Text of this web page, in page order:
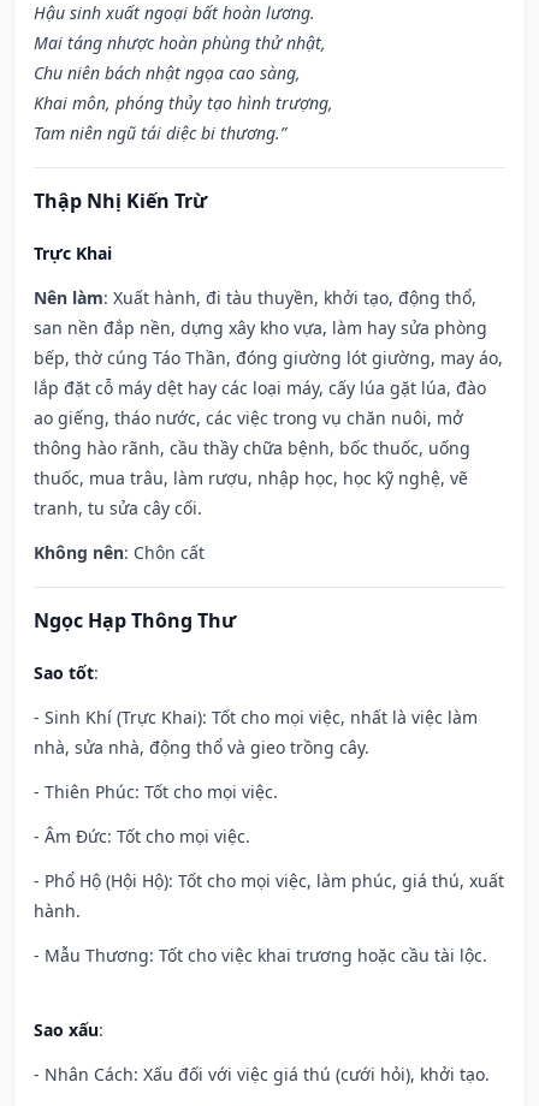
Hậu sinh xuất ngoại bất hoàn lương.
Mai táng nhược hoàn phùng thử nhật,
Chu niên bách nhật ngọa cao sàng,
Khai môn, phóng thủy tạo hình trượng,
Tam niên ngũ tái diệc bi thương.”
Thập Nhị Kiến Trừ
Trực Khai
Nên làm: Xuất hành, đi tàu thuyền, khởi tạo, động thổ,
san nền đắp nền, dựng xây kho vựa, làm hay sửa phòng
bếp, thờ cúng Táo Thần, đóng giường lót giường, may áo,
lắp đặt cỗ máy dệt hay các loại máy, cấy lúa gặt lúa, đào
ao giếng, tháo nước, các việc trong vụ chăn nuôi, mở
thông hào rãnh, cầu thầy chữa bệnh, bốc thuốc, uống
thuốc, mua trâu, làm rượu, nhập học, học kỹ nghệ, vẽ
tranh, tu sửa cây cối.
Không nên: Chôn cất
Ngọc Hạp Thông Thư
Sao tốt:
- Sinh Khí (Trực Khai): Tốt cho mọi việc, nhất là việc làm
nhà, sửa nhà, động thổ và gieo trồng cây.
- Thiên Phúc: Tốt cho mọi việc.
- Âm Đức: Tốt cho mọi việc.
- Phổ Hộ (Hội Hộ): Tốt cho mọi việc, làm phúc, giá thú, xuất
hành.
- Mẫu Thương: Tốt cho việc khai trương hoặc cầu tài lộc.
Sao xấu:
- Nhân Cách: Xấu đối với việc giá thú (cưới hỏi), khởi tạo.